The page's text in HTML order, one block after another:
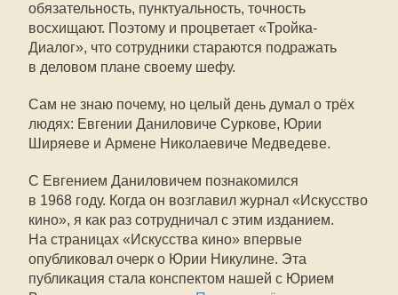
обязательность, пунктуальность, точность
восхищают. Поэтому и процветает «Тройка-
Диалог», что сотрудники стараются подражать
в деловом плане своему шефу.
Сам не знаю почему, но целый день думал о трёх
людях: Евгении Даниловиче Суркове, Юрии
Ширяеве и Армене Николаевиче Медведеве.
С Евгением Даниловичем познакомился
в 1968 году. Когда он возглавил журнал «Искусство
кино», я как раз сотрудничал с этим изданием.
На страницах «Искусства кино» впервые
опубликовал очерк о Юрии Никулине. Эта
публикация стала конспектом нашей с Юрием